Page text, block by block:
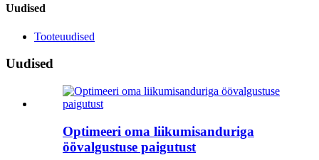
Uudised
Tooteuudised
Uudised
Optimeeri oma liikumisanduriga
öövalgustuse paigutust